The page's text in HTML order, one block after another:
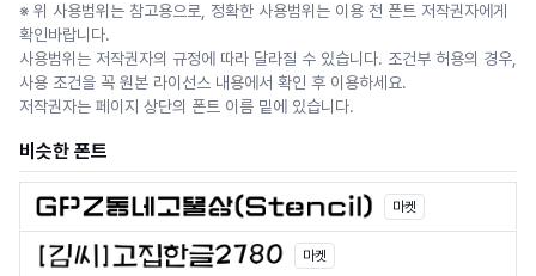
※ 위 사용범위는 참고용으로, 정확한 사용범위는 이용 전 폰트 저작권자에게
확인바랍니다.
사용범위는 저작권자의 규정에 따라 달라질 수 있습니다. 조건부 허용의 경우,
사용 조건을 꼭 원본 라이선스 내용에서 확인 후 이용하세요.
저작권자는 페이지 상단의 폰트 이름 밑에 있습니다.
비슷한 폰트
마켓
마켓